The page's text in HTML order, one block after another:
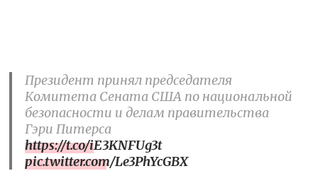
Президент принял председателя
Комитета Сената США по национальной
безопасности и делам правительства
Гэри Питерса
https://t.co/iE3KNFUg3t
pic.twitter.com/Le3PhYcGBX